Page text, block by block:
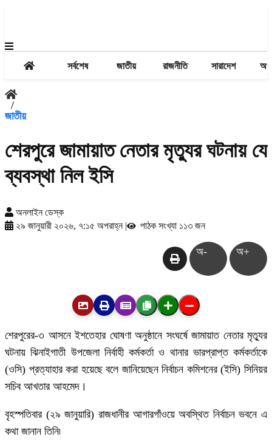
সর্বশেষ জাতীয় রাজনীতি সারাদেশ
/
জাতীয়
শেরপুরে জামায়াত নেতার মৃত্যুর ঘটনায় যে
ব্যবস্থা নিল ইসি
অনলাইন ডেস্ক
২৯ জানুয়ারী ২০২৬, ৭:১৫ অপরাহ্ন | পাঠক সংখ্যা ১১৩ জন
অ- অ+
শেরপুরের-৩ আসনে ইশতেহার ঘোষণা অনুষ্ঠানে সংঘর্ষে জামায়াত নেতার মৃত্যুর
ঘটনায় ঝিনাইগাতী উপজেলা নির্বাহী কর্মকর্তা ও থানার ভারপ্রাপ্ত কর্মকর্তাকে
(ওসি) প্রত্যাহার করা হয়েছে বলে জানিয়েছেন নির্বাচন কমিশনের (ইসি) সিনিয়র
সচিব আখতার আহমেদ।
বৃহস্পতিবার (২৯ জানুয়ারি) রাজধানীর আগারগাঁওয়ে অবস্থিত নির্বাচন ভবনে এ
কথা জানান তিনি৷